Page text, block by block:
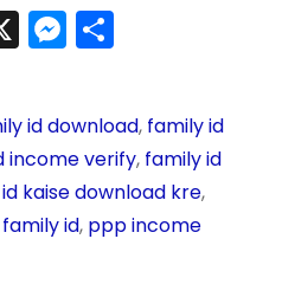
X M
e
s
e
n
ar
e
id download, family id
income verify, family id
kaise download kre,
id, ppp income